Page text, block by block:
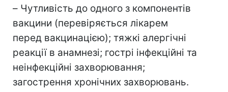
– Чутливість до одного з компонентів
вакцини (перевіряється лікарем
перед вакцинацією); тяжкі алергічні
реакції в анамнезі; гострі інфекційні та
неінфекційні захворювання;
загострення хронічних захворювань.